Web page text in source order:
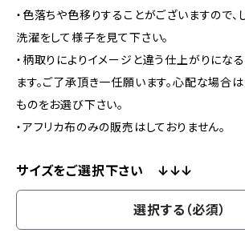
・色落ちや色移りすることがございますので
洗濯をして様子を見て下さい。
・柄取りによりイメージと違う仕上がりにな
ます。ご了承頂き一任願います。心配な場合
ものをお選び下さい。
・アフリカ布のみの販売はしておりません。
サイズをご選択下さい ↓↓↓
選択する（必須）